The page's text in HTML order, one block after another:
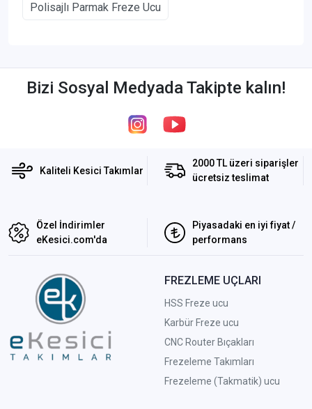
Polisajlı Parmak Freze Ucu
Bizi Sosyal Medyada Takipte kalın!
Kaliteli Kesici Takımlar
2000 TL üzeri siparişler
ücretsiz teslimat
Özel İndirimler
eKesici.com'da
Piyasadaki en iyi fiyat /
performans
FREZLEME UÇLARI
HSS Freze ucu
Karbür Freze ucu
CNC Router Bıçakları
Frezeleme Takımları
Frezeleme (Takmatik) ucu